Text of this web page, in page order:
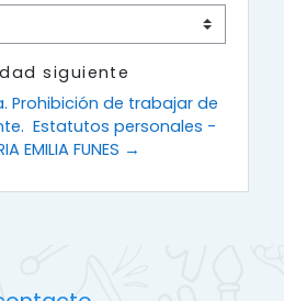
siguiente
Prohibición de trabajar de
Estatutos personales -
EMILIA FUNES →